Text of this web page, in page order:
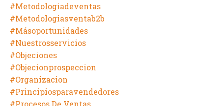
#metodologiadeventas
#metodologiasventab2b
#másoportunidades
#nuestrosservicios
#objeciones
#objecionprospeccion
#organizacion
#principiosparavendedores
#procesos De Ventas